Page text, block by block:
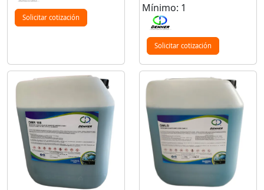
Solicitar cotización
Mínimo: 1
Solicitar cotización